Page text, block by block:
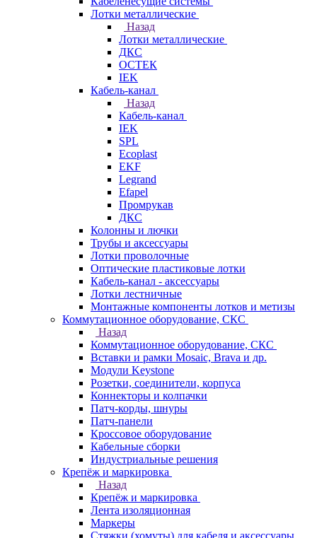
Лотки металлические
Назад
Лотки металлические
ДКС
ОСТЕК
IEK
Кабель-канал
Назад
Кабель-канал
IEK
SPL
Ecoplast
EKF
Legrand
Efapel
Промрукав
ДКС
Колонны и лючки
Трубы и аксессуары
Лотки проволочные
Оптические пластиковые лотки
Кабель-канал - аксессуары
Лотки лестничные
Монтажные компоненты лотков и метизы
Коммутационное оборудование, СКС
Назад
Коммутационное оборудование, СКС
Вставки и рамки Mosaic, Brava и др.
Модули Keystone
Розетки, соединители, корпуса
Коннекторы и колпачки
Патч-корды, шнуры
Патч-панели
Кроссовое оборудование
Кабельные сборки
Индустриальные решения
Крепёж и маркировка
Назад
Крепёж и маркировка
Лента изоляционная
Маркеры
Стяжки (хомуты) для кабеля и аксессуары